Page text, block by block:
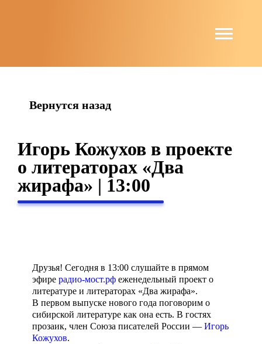
Вернутся назад
Игорь Кожухов в проекте
о литераторах «Два
жирафа» | 13:00
Друзья! Сегодня в 13:00 слушайте в прямом
эфире радио-мост.рф еженедельный проект о
литературе и литераторах «Два жирафа».
В первом выпуске нового года поговорим о
сибирской литературе как она есть. В гостях
прозаик, член Союза писателей России — Игорь
Кожухов.